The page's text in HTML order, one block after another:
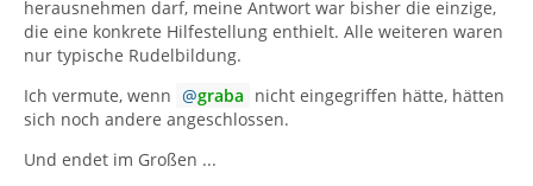
herausnehmen darf, meine Antwort war bisher die einzige,
die eine konkrete Hilfestellung enthielt. Alle weiteren waren
nur typische Rudelbildung.
Ich vermute, wenn
graba nicht eingegriffen hätte, hätten
sich noch andere angeschlossen.
Und endet im Großen ...